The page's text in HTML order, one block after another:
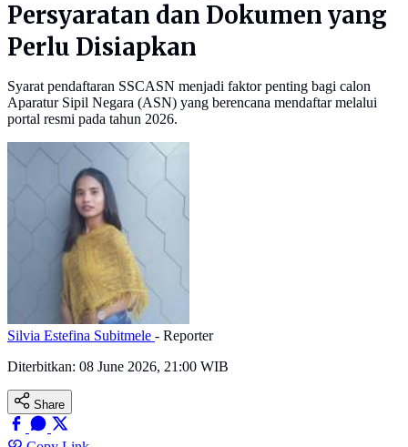
Persyaratan dan Dokumen yang
Perlu Disiapkan
Syarat pendaftaran SSCASN menjadi faktor penting bagi calon
Aparatur Sipil Negara (ASN) yang berencana mendaftar melalui
portal resmi pada tahun 2026.
Silvia Estefina Subitmele - Reporter
Diterbitkan: 08 June 2026, 21:00 WIB
Share